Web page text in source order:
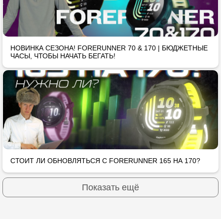
НОВИНКА СЕЗОНА! FORERUNNER 70 & 170 | БЮДЖЕТНЫЕ
ЧАСЫ, ЧТОБЫ НАЧАТЬ БЕГАТЬ!
СТОИТ ЛИ ОБНОВЛЯТЬСЯ С FORERUNNER 165 НА 170?
Показать ещё